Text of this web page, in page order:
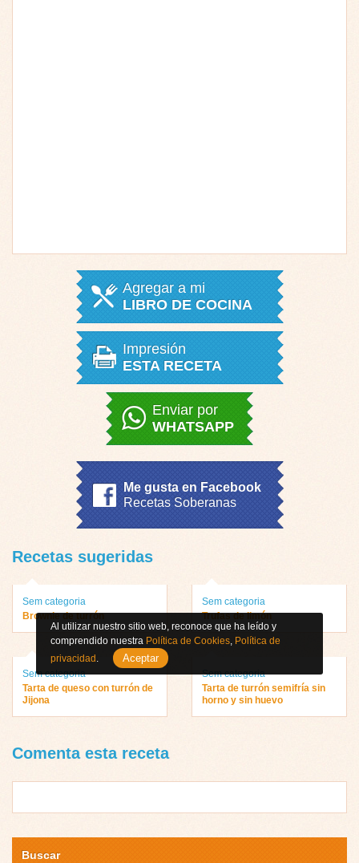
Agregar a mi
LIBRO DE COCINA
Impresión
ESTA RECETA
Enviar por
WHATSAPP
Me gusta en Facebook
Recetas Soberanas
Recetas sugeridas
Sem categoria
Brownie de turrón
Sem categoria
Trufas de limón
Sem categoria
Tarta de queso con turrón de
Jijona
Sem categoria
Tarta de turrón semifría sin
horno y sin huevo
Comenta esta receta
Buscar
Al utilizar nuestro sitio web, reconoce que ha leído y
comprendido nuestra Política de Cookies, Política de
privacidad . Aceptar